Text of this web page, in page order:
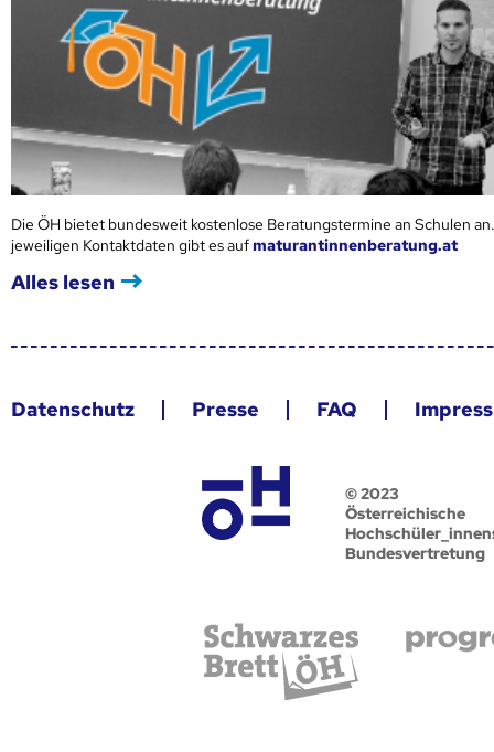
Die ÖH bietet bundesweit kostenlose Beratungstermine an Schulen
jeweiligen Kontaktdaten gibt es aufmaturantinnenberatung.at
Alles lesen
Datenschutz Presse FAQ
© 2023
Österreichische
Bundesvertretung